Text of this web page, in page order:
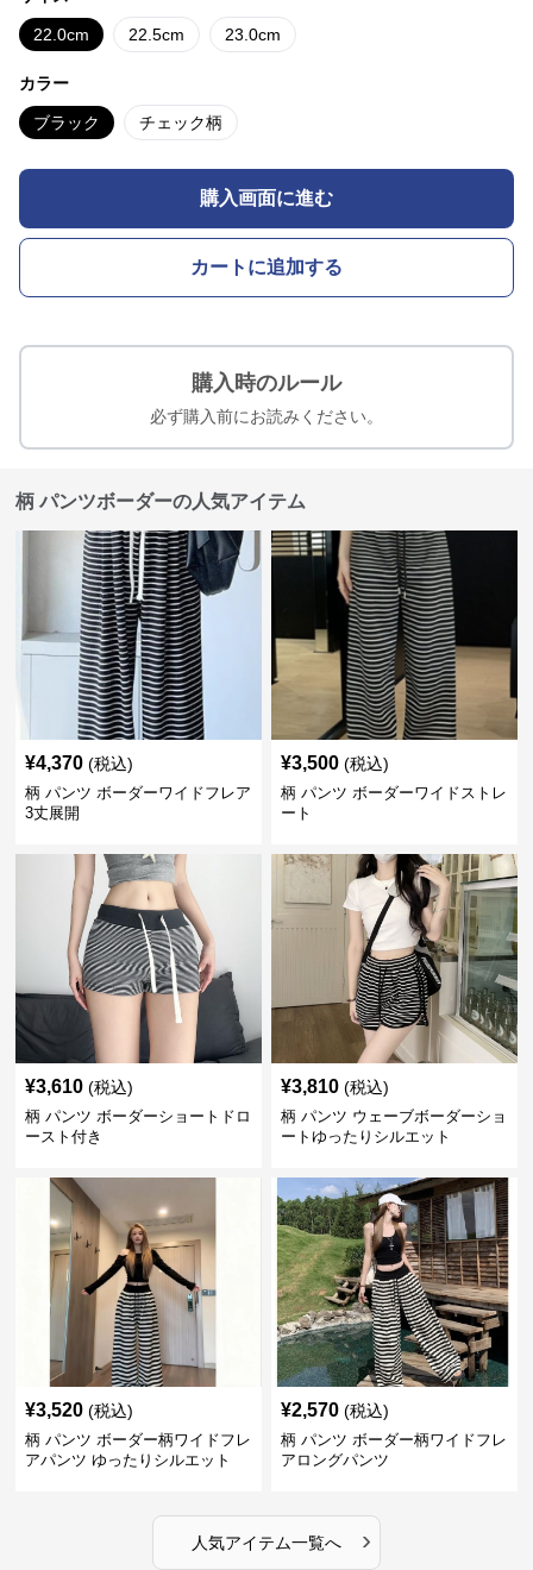
22.0cm 22.5cm 23.0cm
カラー
ブラック チェック柄
購入画面に進む
カートに追加する
購入時のルール
必ず購入前にお読みください。
柄 パンツボーダーの人気アイテム
¥4,370 (税込)
柄 パンツ ボーダーワイドフレア
3丈展開
¥3,500 (税込)
柄 パンツ ボーダーワイドストレ
ート
¥3,610 (税込)
柄 パンツ ボーダーショートドロ
ースト付き
¥3,810 (税込)
柄 パンツ ウェーブボーダーショ
ートゆったりシルエット
¥3,520 (税込)
柄 パンツ ボーダー柄ワイドフレ
アパンツ ゆったりシルエット
¥2,570 (税込)
柄 パンツ ボーダー柄ワイドフレ
アロングパンツ
人気アイテム一覧へ ›